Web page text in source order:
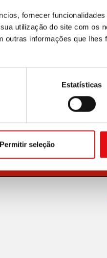
fornecer
utilização do site com os
outras informações que
Estatísticas
Permitir seleção